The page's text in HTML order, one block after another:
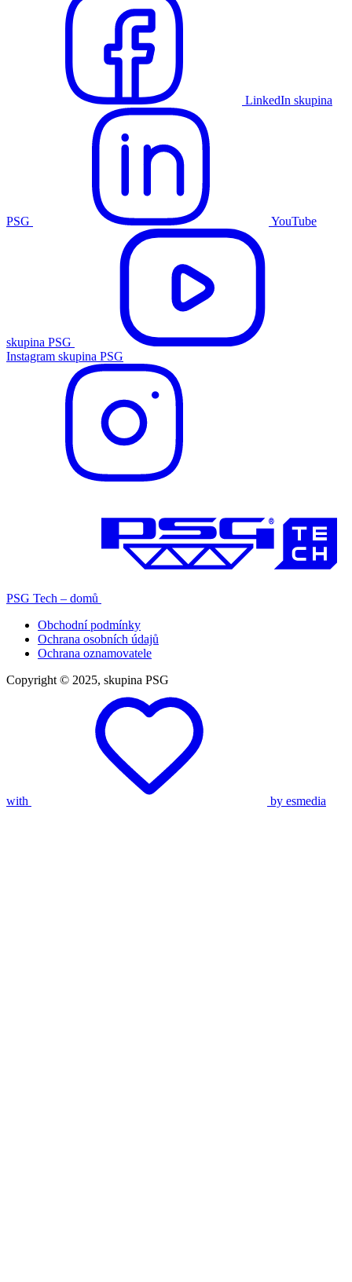
LinkedIn skupina
PSG YouTube
skupina PSG
Instagram skupina PSG
PSG Tech – domů
Obchodní podmínky
Ochrana osobních údajů
Ochrana oznamovatele
Copyright © 2025, skupina PSG
with by esmedia